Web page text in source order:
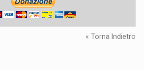
« Torna Indietro